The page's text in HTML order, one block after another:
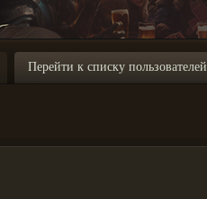
Перейти к списку пользователей